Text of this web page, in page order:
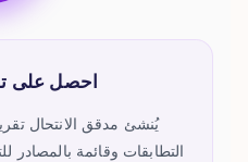
احصل على
يُنشئ مدقق الانتحال
التطابقات وقائمة